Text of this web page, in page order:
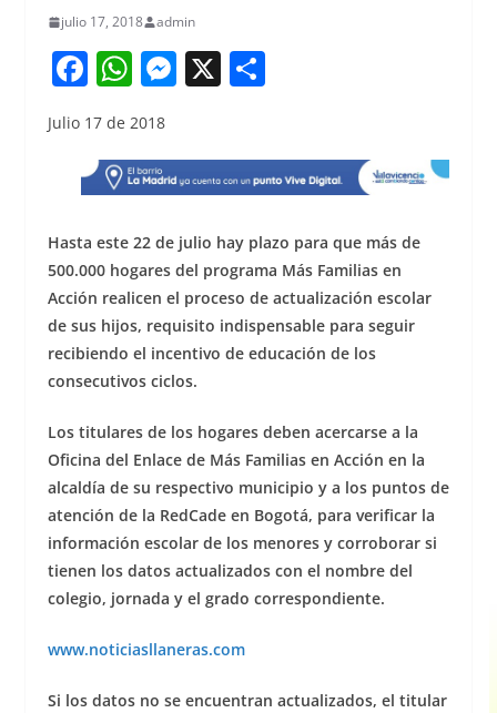
julio 17, 2018 admin
F
c
e
b
o
o
k
W
at
s
A
p
p
M
e
n
g
er
X S
e
Julio 17 de 2018
Hasta este 22 de julio hay plazo para que más de
500.000 hogares del programa Más Familias en
Acción realicen el proceso de actualización escolar
de sus hijos, requisito indispensable para seguir
recibiendo el incentivo de educación de los
consecutivos ciclos.
Los titulares de los hogares deben acercarse a la
Oficina del Enlace de Más Familias en Acción en la
alcaldía de su respectivo municipio y a los puntos de
atención de la RedCade en Bogotá, para verificar la
información escolar de los menores y corroborar si
tienen los datos actualizados con el nombre del
colegio, jornada y el grado correspondiente.
www.noticiasllaneras.com
Si los datos no se encuentran actualizados, el titular